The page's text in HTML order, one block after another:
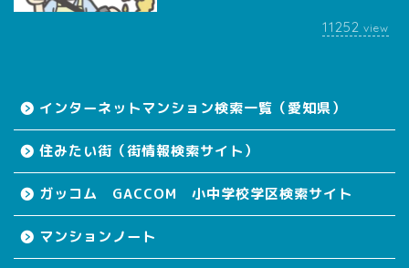
11252 view
インターネットマンション検索一覧（愛知県）
住みたい街（街情報検索サイト）
ガッコム GACCOM 小中学校学区検索サイト
マンションノート